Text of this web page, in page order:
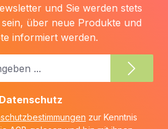
und Sie werden stets
über neue Produkte und
informiert werden.
Datenschutz
zur Kenntnis